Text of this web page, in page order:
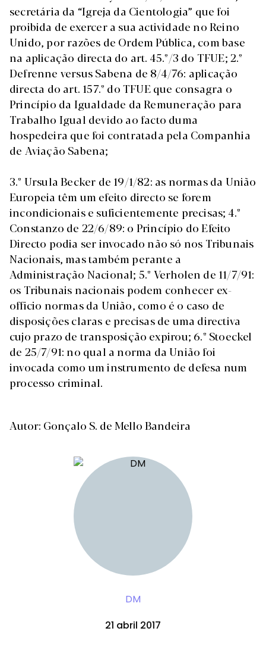
secretária da “Igreja da Cientologia” que foi
proibida de exercer a sua actividade no Reino
Unido, por razões de Ordem Pública, com base
na aplicação directa do art. 45.º/3 do TFUE; 2.º
Defrenne versus Sabena de 8/4/76: aplicação
directa do art. 157.º do TFUE que consagra o
Princípio da Igualdade da Remuneração para
Trabalho Igual devido ao facto duma
hospedeira que foi contratada pela Companhia
de Aviação Sabena;
3.º Ursula Becker de 19/1/82: as normas da União
Europeia têm um efeito directo se forem
incondicionais e suficientemente precisas; 4.º
Constanzo de 22/6/89: o Princípio do Efeito
Directo podia ser invocado não só nos Tribunais
Nacionais, mas também perante a
Administração Nacional; 5.º Verholen de 11/7/91:
os Tribunais nacionais podem conhecer ex-
officio normas da União, como é o caso de
disposições claras e precisas de uma directiva
cujo prazo de transposição expirou; 6.º Stoeckel
de 25/7/91: no qual a norma da União foi
invocada como um instrumento de defesa num
processo criminal.
Autor: Gonçalo S. de Mello Bandeira
DM
21 abril 2017